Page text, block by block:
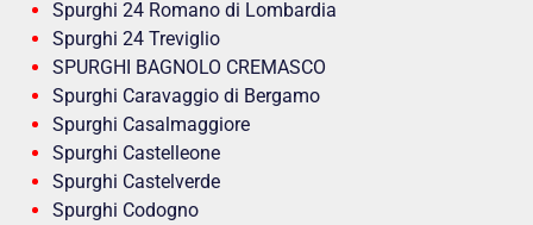
Spurghi 24 Romano di Lombardia
Spurghi 24 Treviglio
SPURGHI BAGNOLO CREMASCO
Spurghi Caravaggio di Bergamo
Spurghi Casalmaggiore
Spurghi Castelleone
Spurghi Castelverde
Spurghi Codogno